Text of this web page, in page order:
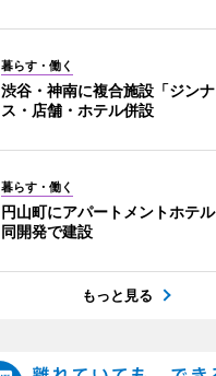
暮らす・働く
渋谷・神南に複合施設「ジン
ス・店舗・ホテル併設
暮らす・働く
円山町にアパートメントホテ
同開発で建設
もっと見る